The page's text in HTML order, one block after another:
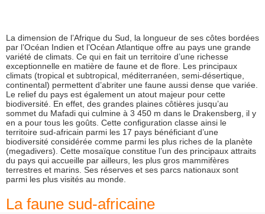
La dimension de l’Afrique du Sud, la longueur de ses côtes bordées
par l’Océan Indien et l’Océan Atlantique offre au pays une grande
variété de climats. Ce qui en fait un territoire d’une richesse
exceptionnelle en matière de faune et de flore. Les principaux
climats (tropical et subtropical, méditerranéen, semi-désertique,
continental) permettent d’abriter une faune aussi dense que variée.
Le relief du pays est également un atout majeur pour cette
biodiversité. En effet, des grandes plaines côtières jusqu’au
sommet du Mafadi qui culmine à 3 450 m dans le Drakensberg, il y
en a pour tous les goûts. Cette configuration classe ainsi le
territoire sud-africain parmi les 17 pays bénéficiant d’une
biodiversité considérée comme parmi les plus riches de la planète
(megadivers). Cette mosaïque constitue l’un des principaux attraits
du pays qui accueille par ailleurs, les plus gros mammifères
terrestres et marins. Ses réserves et ses parcs nationaux sont
parmi les plus visités au monde.
La faune sud-africaine